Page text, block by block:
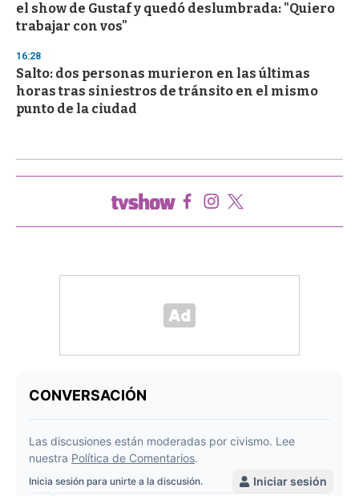
el show de Gustaf y quedó deslumbrada: "Quiero
trabajar con vos"
16:28
Salto: dos personas murieron en las últimas
horas tras siniestros de tránsito en el mismo
punto de la ciudad